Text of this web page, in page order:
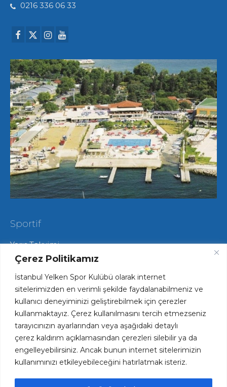
Çerez Politikamız
İstanbul Yelken Spor Kulübü olarak internet
sitelerimizden en verimli şekilde faydalanabilmeniz ve
kullanıcı deneyiminizi geliştirebilmek için çerezler
kullanmaktayız. Çerez kullanılmasını tercih etmezseniz
tarayıcınızın ayarlarından veya aşağıdaki detaylı
çerez kaldırım açıklamasından çerezleri silebilir ya da
engelleyebilirsiniz. Ancak bunun internet sitelerimizin
kullanımınızı etkileyebileceğini hatırlatmak isteriz.
0216 336 06 33
Sportif
Yarış Takvimi
Hareketli Salma Yarışları
Yat Yarışları
Radyo Yelken Yarışları
Lisans ve Vize İşlemleri
Tekne Park ve Çekek Hizmetlerimiz
Hızlı Erişim
Haftalık Spesiyal Menü
Plaj ve Havuz Fiyatları
Kulüp Forsumuz ve Logomuz